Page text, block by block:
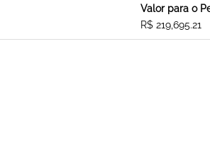
Valor para o
R$ 219,695.21